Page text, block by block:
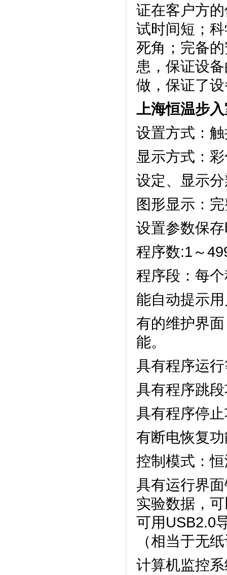
证在客户方的
试时间短；
死角；完
患，保证
做，保证了设
上海恒温步
设置方式：触
显示方式
设定、显
图形显示：
设置参数保存
程序数:1～
程序段：
能自动提示用
有的维护界面
能。
具有程序运行
具有程序跳段功
具有程序停止功
有断电恢复功能
控制模式：恒温
具有运行界面
实验数据，
可用USB2.0
（相当于无
计算机监控系